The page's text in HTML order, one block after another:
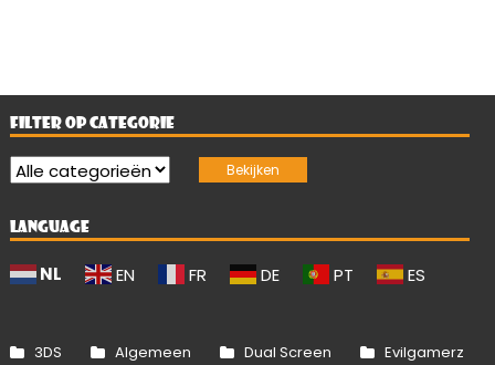
FILTER OP CATEGORIE
LANGUAGE
NL EN FR DE PT ES
3DS Algemeen Dual Screen Evilgamerz